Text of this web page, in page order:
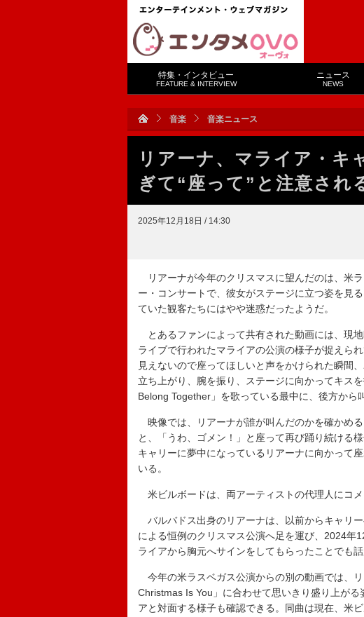
特集・インタビュー
FEATURE & INTERVIEW
ニュース
NEWS
音楽 音楽ニュース
リアーナ、マライア・キ
ぎて“座って”と注意され
2025年12月18日 / 14:30
リアーナが今年のクリスマスに望んだのは、米
ー・コンサートで、彼女がステージに立つ姿を見
ていた観客たちにはやや迷惑だったようだ。
とあるファンによって共有された動画には、現
ライブで行われたマライアの公演の様子が捉えら
見えないので座ってほしいと声をかけられた瞬間
立ち上がり、腕を振り、ステージに向かってキス
Belong Together」を歌っている最中に、後方から
映像では、リアーナが誰が叫んだのかを確かめ
と、「うわ、ゴメン！」と座って再び踊り続ける
キャリーに夢中になっているリアーナに向かって
いる。
米ビルボードは、両アーティストの代理人にコメ
バルバドス出身のリアーナは、以前からキャリ
による恒例のクリスマス公演へ足を運び、2024年
ライアから胸元へサインをしてもらったことでも話
今年の米ラスベガス公演からの別の動画では、
Christmas Is You」に合わせて思いきり盛り上が
アと対面する様子も確認できる。同曲は現在、米